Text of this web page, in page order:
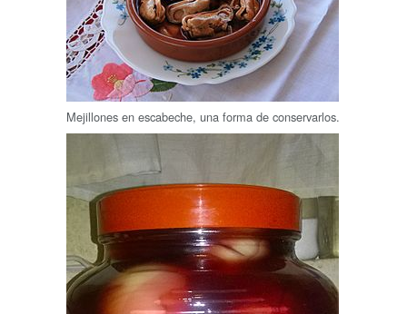
Mejillones en escabeche, una forma de conservarlos.